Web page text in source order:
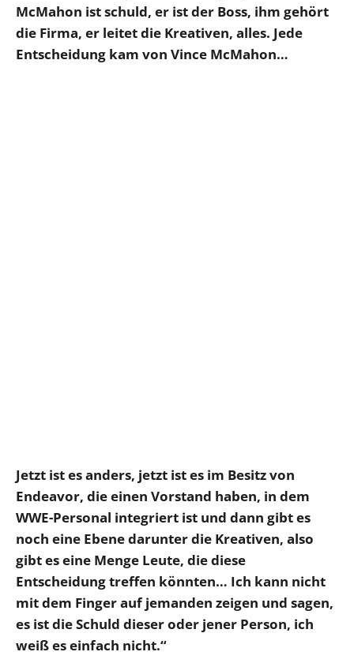
McMahon ist schuld, er ist der Boss, ihm gehört
die Firma, er leitet die Kreativen, alles. Jede
Entscheidung kam von Vince McMahon…
Jetzt ist es anders, jetzt ist es im Besitz von
Endeavor, die einen Vorstand haben, in dem
WWE-Personal integriert ist und dann gibt es
noch eine Ebene darunter die Kreativen, also
gibt es eine Menge Leute, die diese
Entscheidung treffen könnten… Ich kann nicht
mit dem Finger auf jemanden zeigen und sagen,
es ist die Schuld dieser oder jener Person, ich
weiß es einfach nicht.“